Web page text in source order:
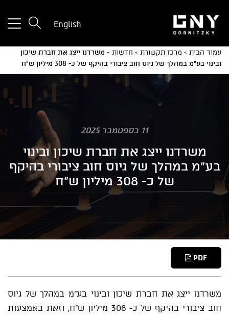
English
עמוד הבית » מרכז תקשורת » חדשות » משרדנו ייצג את חברת שיכון
ובינוי בע"מ במהלך של גיוס חוב ציבורי בהיקף של כ- 308 מיליון ש"ח
11 בספטמבר 2025
משרדנו ייצג את חברת שיכון ובינוי
בע"מ במהלך של גיוס חוב ציבורי בהיקף
של כ- 308 מיליון ש"ח
PDF
משרדנו ייצג את חברת שיכון ובינוי בע"מ במהלך של גיוס
חוב ציבורי בהיקף של כ- 308 מיליון ש"ח, וזאת באמצעות